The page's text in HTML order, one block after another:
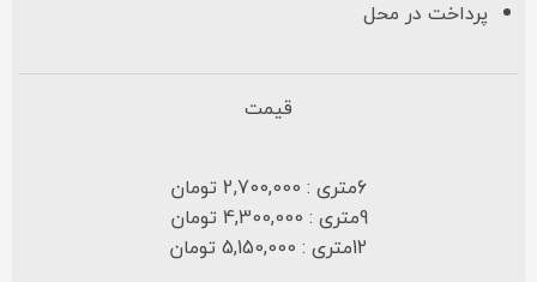
پرداخت در محل
قیمت
6متری : 2,700,000 تومان
9متری : 4,300,000 تومان
12متری : 5,150,000 تومان